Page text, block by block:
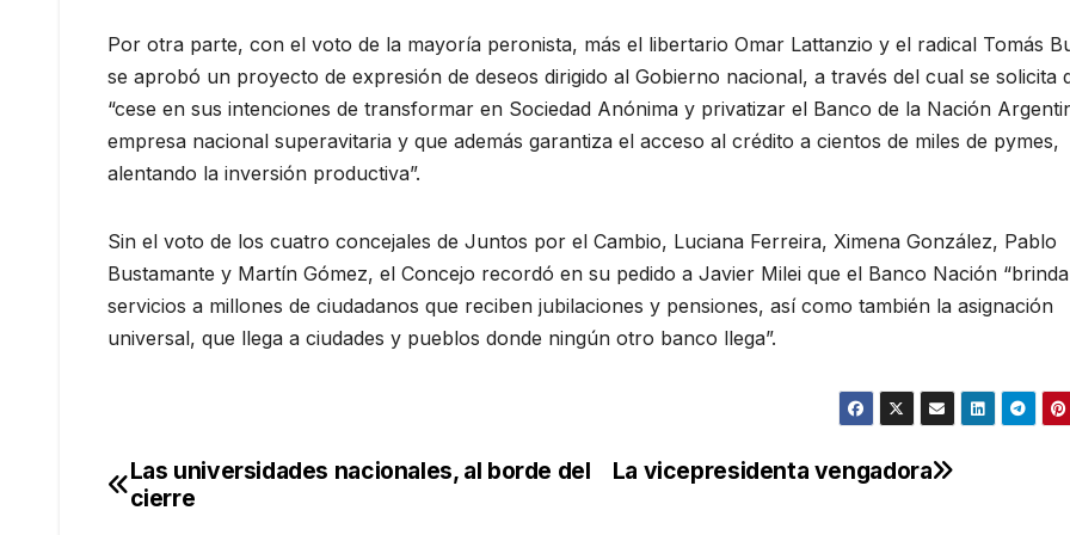
Por otra parte, con el voto de la mayoría peronista, más el libertario Omar Lattanzio y el radical Tomás
se aprobó un proyecto de expresión de deseos dirigido al Gobierno nacional, a través del cual se solicita
“cese en sus intenciones de transformar en Sociedad Anónima y privatizar el Banco de la Nación
empresa nacional superavitaria y que además garantiza el acceso al crédito a cientos de miles de pymes,
alentando la inversión productiva”.
Sin el voto de los cuatro concejales de Juntos por el Cambio, Luciana Ferreira, Ximena González, Pablo
Bustamante y Martín Gómez, el Concejo recordó en su pedido a Javier Milei que el Banco Nación “brinda
servicios a millones de ciudadanos que reciben jubilaciones y pensiones, así como también la asignación
universal, que llega a ciudades y pueblos donde ningún otro banco llega”.
Navegación
La vicepresidenta vengadora
Las universidades nacionales, al borde del
cierre